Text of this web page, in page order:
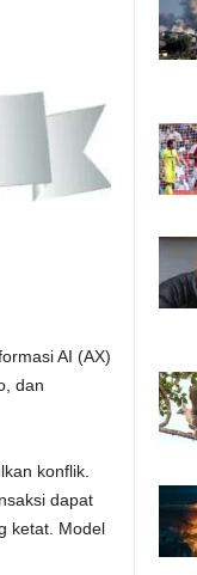
AI (AX)
dan
konflik.
dapat
ketat. Model